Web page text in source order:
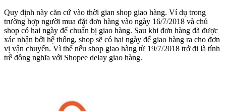
Quy định này căn cứ vào thời gian shop giao hàng. Ví dụ trong
trường hợp người mua đặt đơn hàng vào ngày 16/7/2018 và chủ
shop có hai ngày để chuẩn bị giao hàng. Sau khi đơn hàng đã được
xác nhận bởi hệ thống, shop sẽ có hai ngày để giao hàng ra cho đơn
vị vận chuyển. Vì thế nếu shop giao hàng từ 19/7/2018 trở đi là tính
trễ đồng nghĩa với Shopee delay giao hàng.